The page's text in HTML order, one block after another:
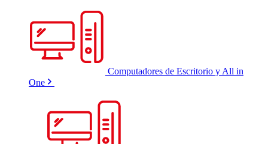
Computadores de Escritorio y All in
One